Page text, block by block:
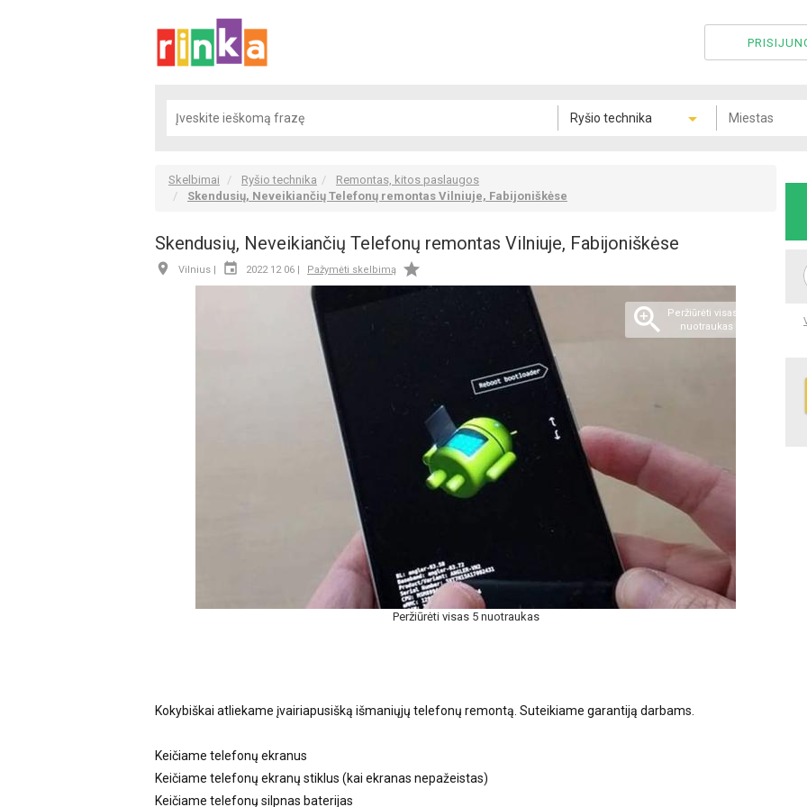
Skelbimai Ryšio technika
Remontas, kitos paslaugos
Skendusių, Neveikiančių Telefonų remontas Vilniuje, Fabijoniškėse
Skendusių, Neveikiančių Telefonų remontas Vilniuje, Fabijoniškėse
 Vilnius |  2022 12 06 | Pažymėti skelbimą 

Peržiūrėti visas 5
nuotraukas
Peržiūrėti visas 5 nuotraukas
Kokybiškai atliekame įvairiapusišką išmaniųjų telefonų remontą. Suteikiame garantiją darbams.
Keičiame telefonų ekranus
Keičiame telefonų ekranų stiklus (kai ekranas nepažeistas)
Keičiame telefonų silpnas baterijas